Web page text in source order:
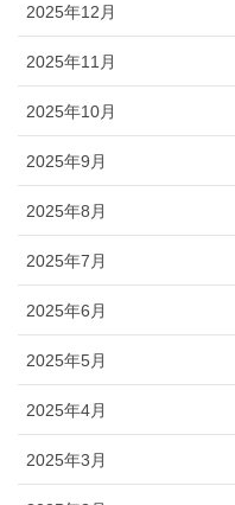
2025年12月
2025年11月
2025年10月
2025年9月
2025年8月
2025年7月
2025年6月
2025年5月
2025年4月
2025年3月